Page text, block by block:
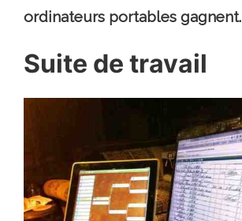
ordinateurs portables gagnent.
Suite de travail